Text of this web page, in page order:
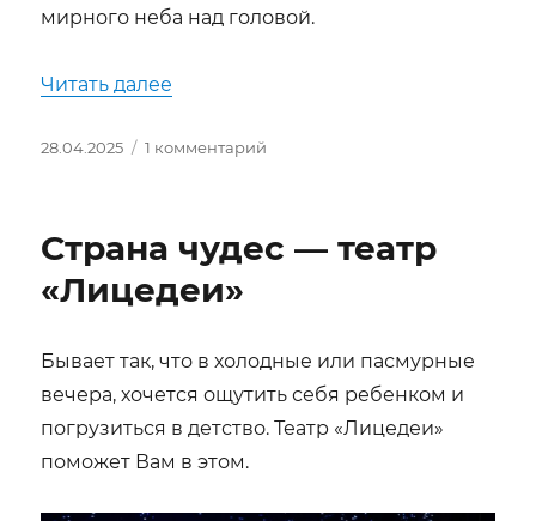
мирного неба над головой.
Читать далее
Опубликовано
28.04.2025 1 комментарий
Великой
Страна чудес — театр
«Лицедеи»
Бывает так, что в холодные или пасмурные
вечера, хочется ощутить себя ребенком и
погрузиться в детство. Театр «Лицедеи»
поможет Вам в этом.